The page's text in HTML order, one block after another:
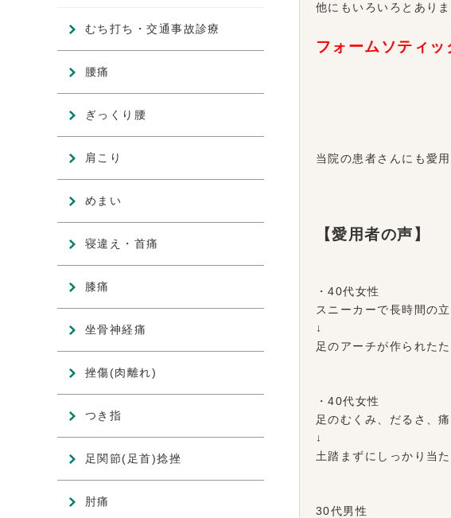
他にもいろいろとあり
フォームソティ
当院の患者さんにも愛
【愛用者の声】
・40代女性
スニーカーで長時間の
↓
足のアーチが作られた
・40代女性
足のむくみ、だるさ、痛
↓
土踏まずにしっかり当
30代男性
むち打ち・交通事故診療
腰痛
ぎっくり腰
肩こり
めまい
寝違え・首痛
膝痛
坐骨神経痛
挫傷(肉離れ)
つき指
足関節(足首)捻挫
肘痛